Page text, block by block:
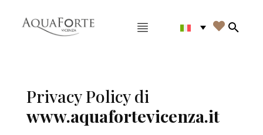
Menù principale 
Privacy Policy di
www.aquafortevicenza.it